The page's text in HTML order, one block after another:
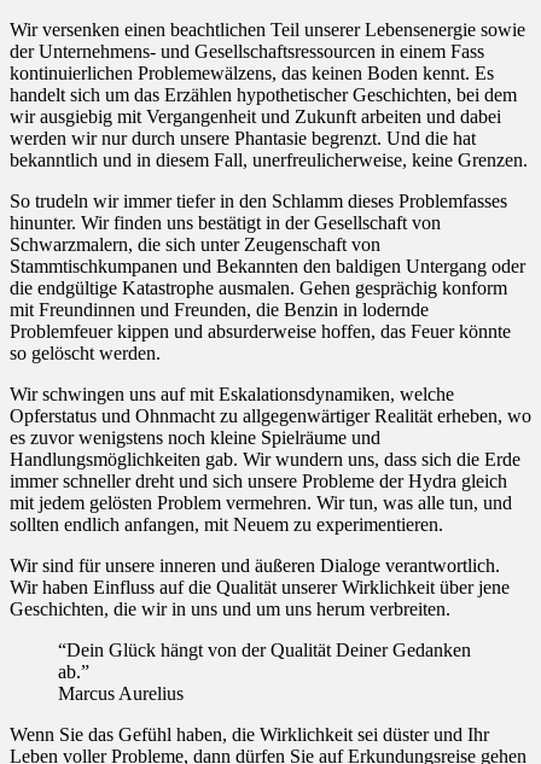
Wir versenken einen beachtlichen Teil unserer Lebensenergie sowie
der Unternehmens- und Gesellschaftsressourcen in einem Fass
kontinuierlichen Problemewälzens, das keinen Boden kennt. Es
handelt sich um das Erzählen hypothetischer Geschichten, bei dem
wir ausgiebig mit Vergangenheit und Zukunft arbeiten und dabei
werden wir nur durch unsere Phantasie begrenzt. Und die hat
bekanntlich und in diesem Fall, unerfreulicherweise, keine Grenzen.
So trudeln wir immer tiefer in den Schlamm dieses Problemfasses
hinunter. Wir finden uns bestätigt in der Gesellschaft von
Schwarzmalern, die sich unter Zeugenschaft von
Stammtischkumpanen und Bekannten den baldigen Untergang oder
die endgültige Katastrophe ausmalen. Gehen gesprächig konform
mit Freundinnen und Freunden, die Benzin in lodernde
Problemfeuer kippen und absurderweise hoffen, das Feuer könnte
so gelöscht werden.
Wir schwingen uns auf mit Eskalationsdynamiken, welche
Opferstatus und Ohnmacht zu allgegenwärtiger Realität erheben, wo
es zuvor wenigstens noch kleine Spielräume und
Handlungsmöglichkeiten gab. Wir wundern uns, dass sich die Erde
immer schneller dreht und sich unsere Probleme der Hydra gleich
mit jedem gelösten Problem vermehren. Wir tun, was alle tun, und
sollten endlich anfangen, mit Neuem zu experimentieren.
Wir sind für unsere inneren und äußeren Dialoge verantwortlich.
Wir haben Einfluss auf die Qualität unserer Wirklichkeit über jene
Geschichten, die wir in uns und um uns herum verbreiten.
“Dein Glück hängt von der Qualität Deiner Gedanken
ab.”
Marcus Aurelius
Wenn Sie das Gefühl haben, die Wirklichkeit sei düster und Ihr
Leben voller Probleme, dann dürfen Sie auf Erkundungsreise gehen